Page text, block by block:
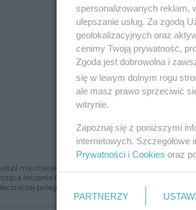
ma charakter edukacyjny, nie stanowi i nie
leczenia należy do lekarza. Redakcja i
polegającej na udzielaniu świadczeń
spersonalizowanych reklam,
ulepszanie usług. Za zgodą
geolokalizacyjnych oraz
cenimy Twoją prywatność,
Zgoda jest dobrowolna i
się w lewym dolnym rogu
ale masz prawo sprzeciwić
witrynie.
Zapoznaj się z poniższymi
internetowych.
Prywatności i Cookies oraz
PARTNERZY